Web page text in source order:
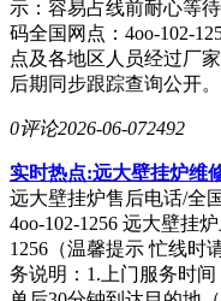
示：容易占线前耐心等
码全国网点：4oo-102-
点及各地区人员经过厂
后期同步跟踪查询公开
0评论2026-06-072492
实时热点:远大壁挂炉维
远大壁挂炉售后电话/全
4oo-102-1256 远大壁挂
1256（温馨提示 忙线时
务说明：1.上门服务时间